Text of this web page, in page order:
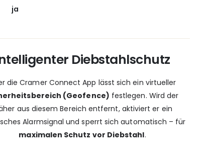
ja
Diebstahlschutz
die Cramer Connect App lässt sich ein virtueller
(Geofence) festlegen. Wird der
aus diesem Bereich entfernt, aktiviert er ein
Alarmsignal und sperrt sich automatisch – für
maximalen Schutz vor Diebstahl.